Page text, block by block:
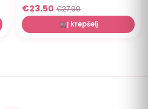
€23.50 €27.90
Į krepšelį